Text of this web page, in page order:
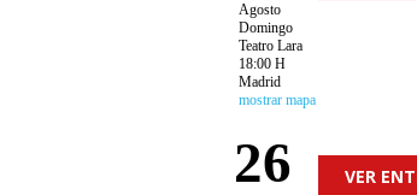
Agosto
Domingo
Teatro Lara
18:00 H
Madrid
mostrar mapa
26 VER